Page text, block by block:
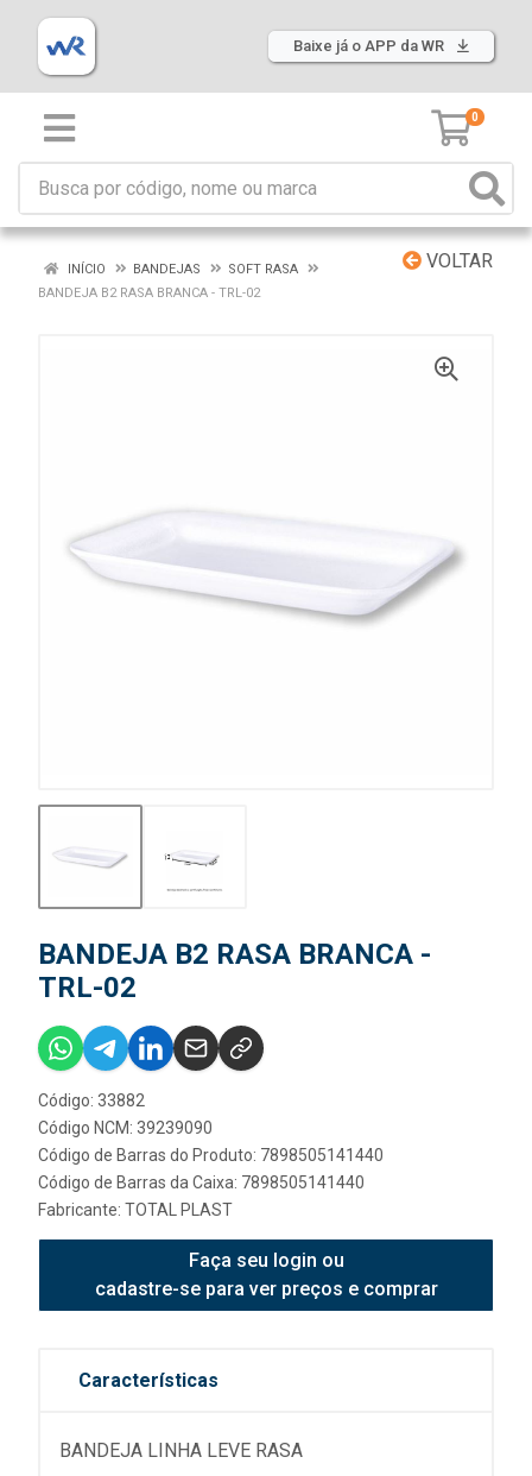
Baixe já o APP da WR
0
VOLTAR
INÍCIO BANDEJAS
SOFT RASA
BANDEJA B2 RASA BRANCA - TRL-02
BANDEJA B2 RASA BRANCA -
TRL-02
Código: 33882
Código NCM: 39239090
Código de Barras do Produto: 7898505141440
Código de Barras da Caixa: 7898505141440
Fabricante: TOTAL PLAST
Faça seu login ou
cadastre-se para ver preços e comprar
Características
BANDEJA LINHA LEVE RASA